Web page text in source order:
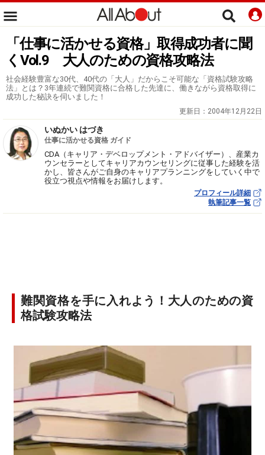
「仕事に活かせる資格」取得成功者に聞
くVol.9 大人のための資格攻略法
社会経験豊富な30代、40代の「大人」だからこそ可能な「資格試験攻略
法」とは？3年連続で難関資格に合格した先達に、働きながら資格取得に
成功した秘訣を伺いました！
更新日： 2004年12月22日
いぬかい はづき
仕事に活かせる資格 ガイド
CDA（キャリア・デベロップメント・アドバイザー）、産業カ
ウンセラーとしてキャリアカウンセリングに従事した経験を活
かし、皆さんがご自身のキャリアプランニングをしていく中で
役立つ視点や情報をお届けします。
プロフィール詳細
執筆記事一覧
難関資格を手に入れよう！大人のための資
格試験攻略法